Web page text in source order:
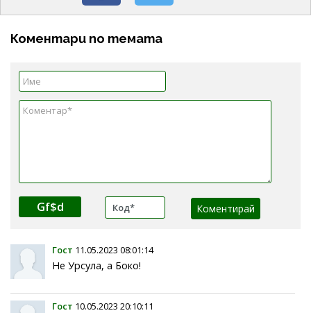
Коментари по темата
Gf$d
Гост 11.05.2023 08:01:14
Не Урсула, а Боко!
Гост 10.05.2023 20:10:11